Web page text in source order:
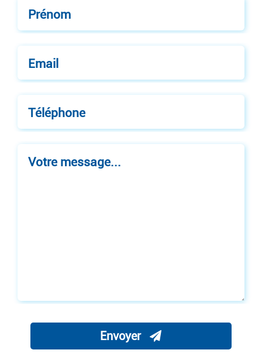
Prénom
Email
Téléphone
Votre message...
Envoyer